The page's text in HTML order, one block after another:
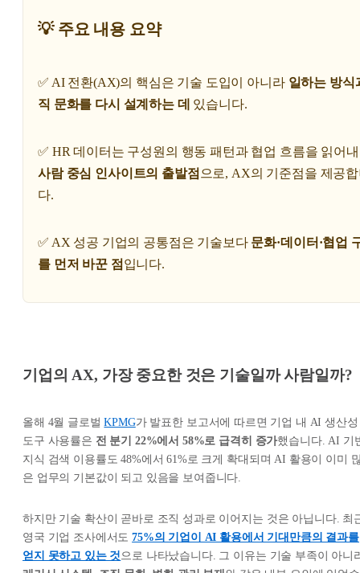
💡 주요 내용 요약
✅ AI 전환(AX)의 핵심은 기술 도입이 아니라 일하는 방식
직 문화를 다시 설계하는 데 있습니다.
✅ HR 데이터는 구성원의 행동 패턴과 협업 흐름을 읽어
사람 중심 인사이트의 출발점 으로, AX의 기준점을 제공
다.
✅ AX 성공 기업의 공통점은 기술보다 문화·데이터·협업
를 먼저 바꾼 점 입니다.
기업의 AX, 가장 중요한 것은 기술일까 사람일까?
올해 4월 글로벌KPMG가 발표한 보고서에 따르면 기업 내 AI 생산성
도구 사용률은 전 분기 22%에서 58%로 급격히 증가했습니다. AI 기
지식 검색 이용률도 48%에서 61%로 크게 확대되며 AI 활용이 이미
은 업무의 기본값이 되고 있음을 보여줍니다.
하지만 기술 확산이 곧바로 조직 성과로 이어지는 것은 아닙니다. 최
영국 기업 조사에서도75%의 기업이 AI 활용에서 기대만큼의 결과를
얻지 못하고 있는 것으로 나타났습니다. 그 이유는 기술 부족이 아니